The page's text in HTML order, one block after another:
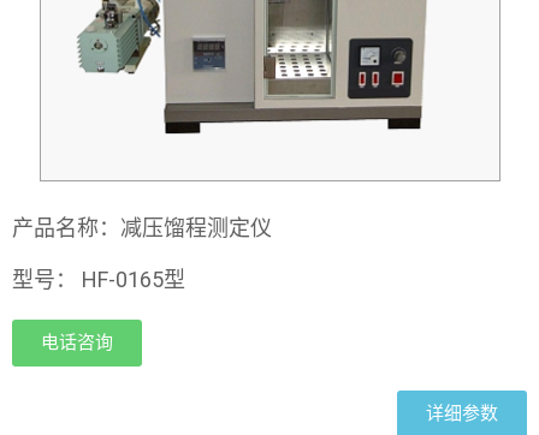
产品名称：减压馏程测定仪
型号： HF-0165型
电话咨询
详细参数